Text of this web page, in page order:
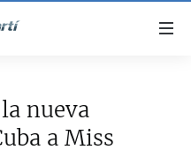
nueva
a Miss